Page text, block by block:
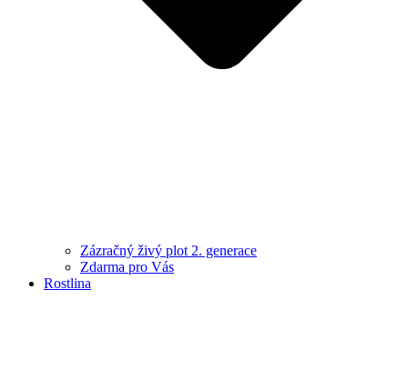
Zázračný živý plot 2. generace
Zdarma pro Vás
Rostlina